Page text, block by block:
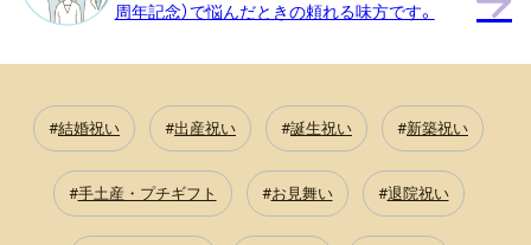
周年記念）で悩んだときの頼れる味方です。
結婚祝い 出産祝い 誕生祝い 新築祝い
手土産・プチギフト お見舞い 退院祝い